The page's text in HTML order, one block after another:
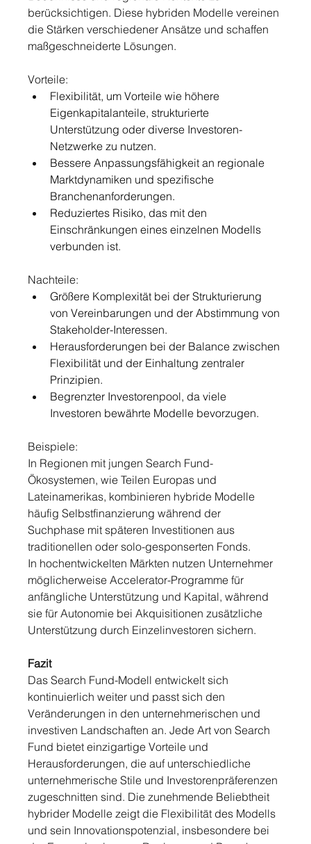
berücksichtigen. Diese hybriden Modelle vereinen
die Stärken verschiedener Ansätze und schaffen
maßgeschneiderte Lösungen.
Vorteile:
Flexibilität, um Vorteile wie höhere
Eigenkapitalanteile, strukturierte
Unterstützung oder diverse Investoren-
Netzwerke zu nutzen.
Bessere Anpassungsfähigkeit an regionale
Marktdynamiken und spezifische
Branchenanforderungen.
Reduziertes Risiko, das mit den
Einschränkungen eines einzelnen Modells
verbunden ist.
Nachteile:
Größere Komplexität bei der Strukturierung
von Vereinbarungen und der Abstimmung von
Stakeholder-Interessen.
Herausforderungen bei der Balance zwischen
Flexibilität und der Einhaltung zentraler
Prinzipien.
Begrenzter Investorenpool, da viele
Investoren bewährte Modelle bevorzugen.
Beispiele:
In Regionen mit jungen Search Fund-
Ökosystemen, wie Teilen Europas und
Lateinamerikas, kombinieren hybride Modelle
häufig Selbstfinanzierung während der
Suchphase mit späteren Investitionen aus
traditionellen oder solo-gesponserten Fonds.
In hochentwickelten Märkten nutzen Unternehmer
möglicherweise Accelerator-Programme für
anfängliche Unterstützung und Kapital, während
sie für Autonomie bei Akquisitionen zusätzliche
Unterstützung durch Einzelinvestoren sichern.
Fazit
Das Search Fund-Modell entwickelt sich
kontinuierlich weiter und passt sich den
Veränderungen in den unternehmerischen und
investiven Landschaften an. Jede Art von Search
Fund bietet einzigartige Vorteile und
Herausforderungen, die auf unterschiedliche
unternehmerische Stile und Investorenpräferenzen
zugeschnitten sind. Die zunehmende Beliebtheit
hybrider Modelle zeigt die Flexibilität des Modells
und sein Innovationspotenzial, insbesondere bei